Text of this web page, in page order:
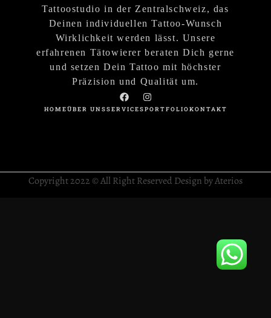
Tattoostudio in der Zentralschweiz, das
Deinen individuellen Tattoo-Wunsch
Wirklichkeit werden lässt. Unsere
erfahrenen Tätowierer beraten Dich gerne
und setzen Dein Tattoo mit höchster
Präzision und Qualität um.
HOMEÜBER UNSSERVICESPORTFOLIOKONTAKT
Copyright 2022 © All Right Reserved Design by Aterios